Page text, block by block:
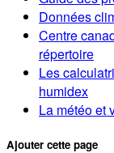
Données
Centre
répertoire
Les
humidex
La météo et
Ajouter cette page